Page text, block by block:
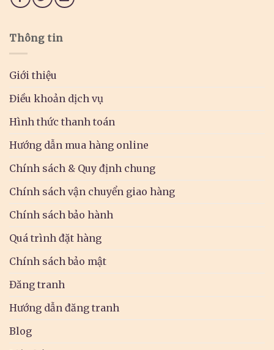
Thông tin
Giới thiệu
Điều khoản dịch vụ
Hình thức thanh toán
Hướng dẫn mua hàng online
Chính sách & Quy định chung
Chính sách vận chuyển giao hàng
Chính sách bảo hành
Quá trình đặt hàng
Chính sách bảo mật
Đăng tranh
Hướng dẫn đăng tranh
Blog